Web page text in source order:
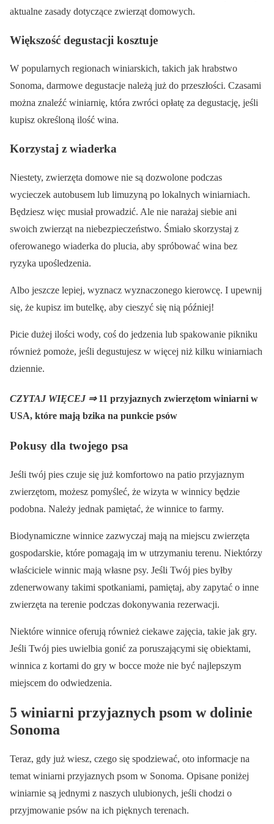
aktualne zasady dotyczące zwierząt domowych.
Większość degustacji kosztuje
W popularnych regionach winiarskich, takich jak hrabstwo
Sonoma, darmowe degustacje należą już do przeszłości. Czasami
można znaleźć winiarnię, która zwróci opłatę za degustację, jeśli
kupisz określoną ilość wina.
Korzystaj z wiaderka
Niestety, zwierzęta domowe nie są dozwolone podczas
wycieczek autobusem lub limuzyną po lokalnych winiarniach.
Będziesz więc musiał prowadzić. Ale nie narażaj siebie ani
swoich zwierząt na niebezpieczeństwo. Śmiało skorzystaj z
oferowanego wiaderka do plucia, aby spróbować wina bez
ryzyka upośledzenia.
Albo jeszcze lepiej, wyznacz wyznaczonego kierowcę. I upewnij
się, że kupisz im butelkę, aby cieszyć się nią później!
Picie dużej ilości wody, coś do jedzenia lub spakowanie pikniku
również pomoże, jeśli degustujesz w więcej niż kilku winiarniach
dziennie.
CZYTAJ WIĘCEJ ⇒11 przyjaznych zwierzętom winiarni w
USA, które mają bzika na punkcie psów
Pokusy dla twojego psa
Jeśli twój pies czuje się już komfortowo na patio przyjaznym
zwierzętom, możesz pomyśleć, że wizyta w winnicy będzie
podobna. Należy jednak pamiętać, że winnice to farmy.
Biodynamiczne winnice zazwyczaj mają na miejscu zwierzęta
gospodarskie, które pomagają im w utrzymaniu terenu. Niektórzy
właściciele winnic mają własne psy. Jeśli Twój pies byłby
zdenerwowany takimi spotkaniami, pamiętaj, aby zapytać o inne
zwierzęta na terenie podczas dokonywania rezerwacji.
Niektóre winnice oferują również ciekawe zajęcia, takie jak gry.
Jeśli Twój pies uwielbia gonić za poruszającymi się obiektami,
winnica z kortami do gry w bocce może nie być najlepszym
miejscem do odwiedzenia.
5 winiarni przyjaznych psom w dolinie
Sonoma
Teraz, gdy już wiesz, czego się spodziewać, oto informacje na
temat winiarni przyjaznych psom w Sonoma. Opisane poniżej
winiarnie są jednymi z naszych ulubionych, jeśli chodzi o
przyjmowanie psów na ich pięknych terenach.